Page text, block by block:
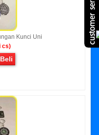
Kunci Uni
cs)
Beli